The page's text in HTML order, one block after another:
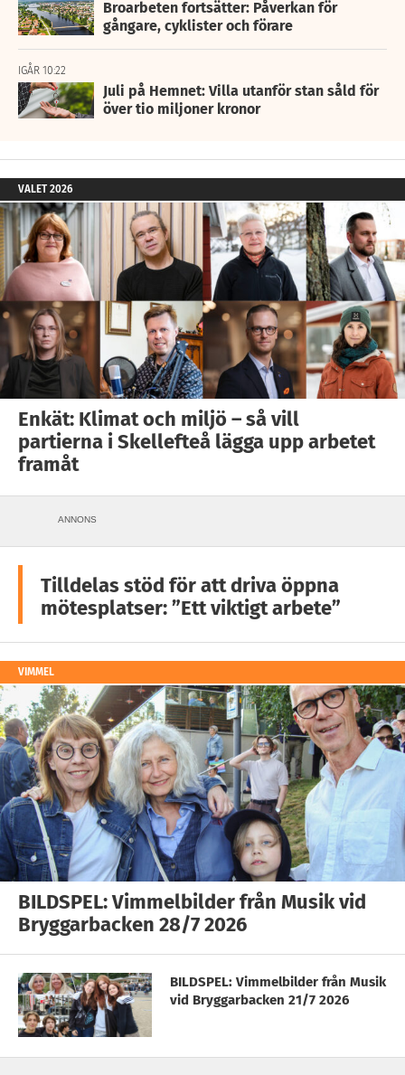
Broarbeten fortsätter: Påverkan för
gångare, cyklister och förare
IGÅR 10:22
Juli på Hemnet: Villa utanför stan såld för
över tio miljoner kronor
VALET 2026
Enkät: Klimat och miljö – så vill
partierna i Skellefteå lägga upp arbetet
framåt
ANNONS
Tilldelas stöd för att driva öppna
mötesplatser: ”Ett viktigt arbete”
VIMMEL
BILDSPEL: Vimmelbilder från Musik vid
Bryggarbacken 28/7 2026
BILDSPEL: Vimmelbilder från Musik
vid Bryggarbacken 21/7 2026